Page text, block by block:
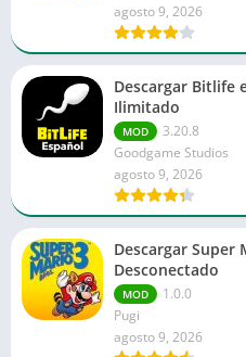
agosto 9, 2026
Descargar Bitlife
Ilimitado
MOD
3.20.8
Goodgame Studios
agosto 9, 2026
Descargar Super
Desconectado
MOD
1.0.0
Pugi
agosto 9, 2026